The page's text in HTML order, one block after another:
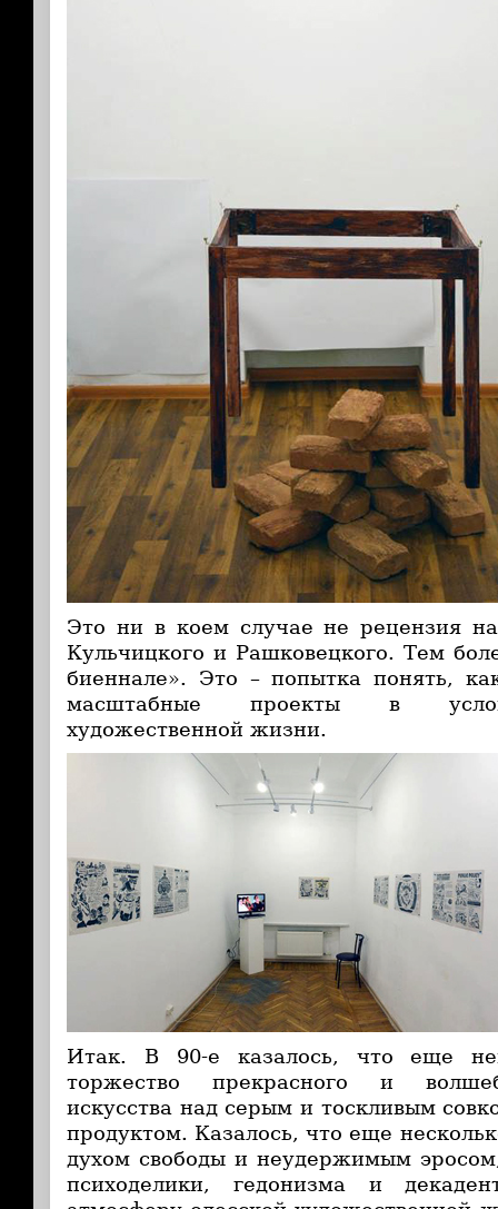
Это ни в коем случае не рецензия
Кульчицкого и Рашковецкого. Тем
биеннале». Это – попытка понять,
масштабные проекты в
художественной жизни.
Итак. В 90-е казалось, что еще
торжество прекрасного и
искусства над серым и тоскливым
продуктом. Казалось, что еще
духом свободы и неудержимым
психоделики, гедонизма и